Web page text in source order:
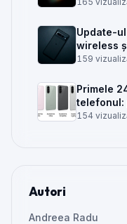
Update-
wireless
din
159
Primele
telefonul:
când mai
154
Autori
Andreea Radu